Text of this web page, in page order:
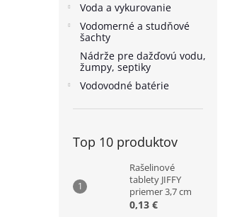
Voda a vykurovanie
Vodomerné a studňové
šachty
Nádrže pre dažďovú vodu,
žumpy, septiky
Vodovodné batérie
Top 10 produktov
Rašelinové
tablety JIFFY
priemer 3,7 cm
0,13 €